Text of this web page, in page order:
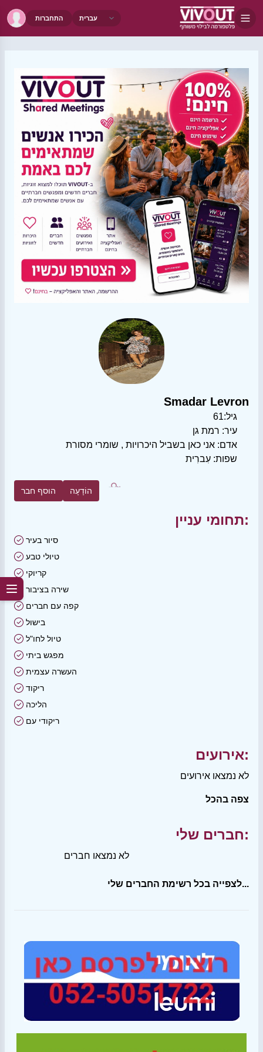
התחברות
Smadar Levron
גיל:61
עיר: רמת גן
אדם: אני כאן בשביל היכרויות , שומרי מסורת
שפות: עִברִית
הוסף חבר הוֹדָעָה
תחומי עניין:
סיור בעיר
טיולי טבע
קריוקי
שירה בציבור
קפה עם חברים
בישול
טיול לחו"ל
מפגש ביתי
העשרה עצמית
ריקוד
הליכה
ריקודי עם
אירועים:
לא נמצאו אירועים
צפה בהכל
חברים שלי:
לא נמצאו חברים
לצפייה בכל רשימת החברים שלי...